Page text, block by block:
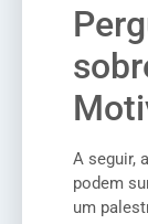
A seguir,
podem
um